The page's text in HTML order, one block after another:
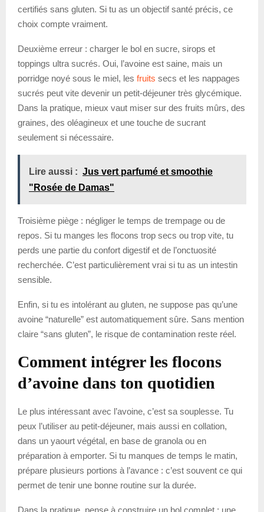
certifiés sans gluten. Si tu as un objectif santé précis, ce
choix compte vraiment.
Deuxième erreur : charger le bol en sucre, sirops et
toppings ultra sucrés. Oui, l’avoine est saine, mais un
porridge noyé sous le miel, les fruits secs et les nappages
sucrés peut vite devenir un petit-déjeuner très glycémique.
Dans la pratique, mieux vaut miser sur des fruits mûrs, des
graines, des oléagineux et une touche de sucrant
seulement si nécessaire.
Lire aussi : Jus vert parfumé et smoothie
"Rosée de Damas"
Troisième piège : négliger le temps de trempage ou de
repos. Si tu manges les flocons trop secs ou trop vite, tu
perds une partie du confort digestif et de l’onctuosité
recherchée. C’est particulièrement vrai si tu as un intestin
sensible.
Enfin, si tu es intolérant au gluten, ne suppose pas qu’une
avoine “naturelle” est automatiquement sûre. Sans mention
claire “sans gluten”, le risque de contamination reste réel.
Comment intégrer les flocons
d’avoine dans ton quotidien
Le plus intéressant avec l’avoine, c’est sa souplesse. Tu
peux l’utiliser au petit-déjeuner, mais aussi en collation,
dans un yaourt végétal, en base de granola ou en
préparation à emporter. Si tu manques de temps le matin,
prépare plusieurs portions à l’avance : c’est souvent ce qui
permet de tenir une bonne routine sur la durée.
Dans la pratique, pense à construire un bol complet : une